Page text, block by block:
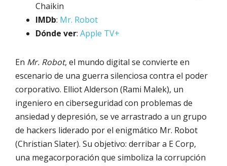
Chaikin
IMDb: Mr. Robot
Dónde ver: Apple TV+
En Mr. Robot, el mundo digital se convierte en
escenario de una guerra silenciosa contra el poder
corporativo. Elliot Alderson (Rami Malek), un
ingeniero en ciberseguridad con problemas de
ansiedad y depresión, se ve arrastrado a un grupo
de hackers liderado por el enigmático Mr. Robot
(Christian Slater). Su objetivo: derribar a E Corp,
una megacorporación que simboliza la corrupción